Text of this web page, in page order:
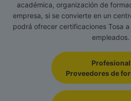
académica, organización de
empresa, si se convierte en un
podrá ofrecer certificaciones Tosa
empleados.
Profesional
Proveedores de